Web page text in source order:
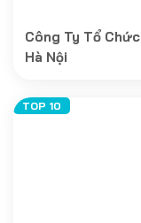
Công Ty Tổ
Hà Nội